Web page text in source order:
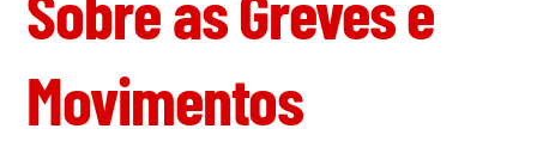
Movimentos